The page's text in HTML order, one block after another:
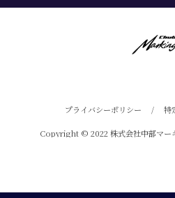
プライバシーポリシー / 特
Copyright © 2022 株式会社中部マ